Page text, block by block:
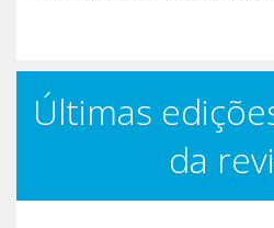
Últimas
da